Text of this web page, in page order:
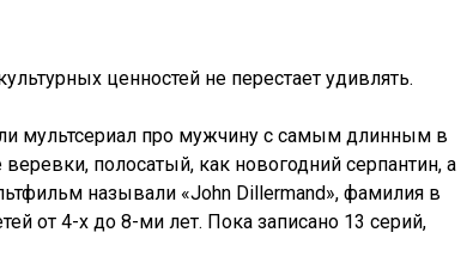
ценностей не перестает удивлять.
мультсериал про мужчину с самым длинным в
полосатый, как новогодний серпантин, а
называли «John Dillermand», фамилия в
от 4-х до 8-ми лет. Пока записано 13 серий,